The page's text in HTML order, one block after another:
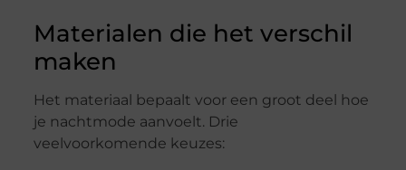
Materialen die het verschil
maken
Het materiaal bepaalt voor een groot deel hoe
je nachtmode aanvoelt. Drie
veelvoorkomende keuzes: